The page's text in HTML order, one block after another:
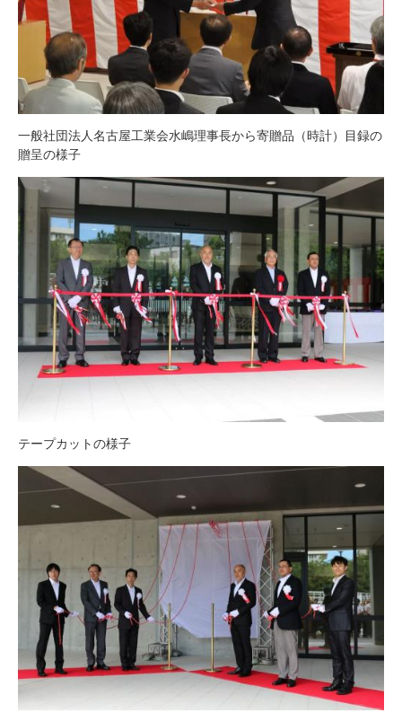
一般社団法人名古屋工業会水嶋理事長から寄贈品（時計）目録の
贈呈の様子
テープカットの様子